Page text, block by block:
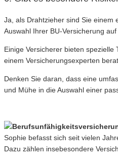
Ja, als Drahtzieher sind Sie einem
Auswahl Ihrer BU-Versicherung
Einige Versicherer bieten
einem Versicherungsexperten
Denken Sie daran, dass eine
und Mühe in die Auswahl einer
Sophie befasst sich seit vielen
Dazu zählen insebesondere